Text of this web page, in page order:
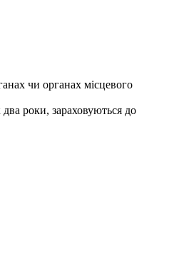
чи органах місцевого
роки, зараховуються до